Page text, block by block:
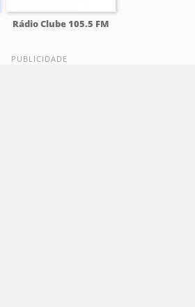
Rádio Clube 105.5 FM